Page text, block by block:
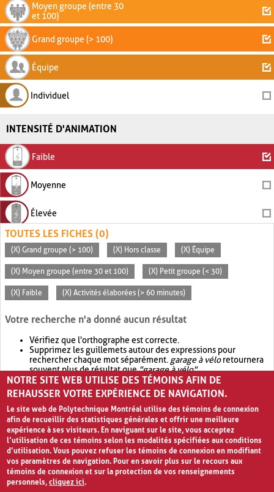
Moyen groupe (entre 30
et 100)
Grand groupe (> 100)
Équipe
Individuel
INTENSITÉ D'ANIMATION
Faible
Moyenne
Élevée
TOUTES LES FICHES (0)
(X) Grand groupe (> 100) (X) Hors classe (X) Équipe
(X) Moyen groupe (entre 30 et 100) (X) Petit groupe (< 30)
(X) Faible (X) Activités élaborées (> 60 minutes)
Votre recherche n'a donné aucun résultat
Vérifiez que l'orthographe est correcte.
Supprimez les guillemets autour des expressions pour
rechercher chaque mot séparément. garage à véloretournera
souvent plus de résultat que"garage à vélo".
Envisagez d'élargir votre recherche avec OR.garage OR vélo
retournera souvent plus de résultat quegarage à vélo
NOTRE SITE WEB UTILISE DES TÉMOINS AFIN DE
REHAUSSER VOTRE EXPÉRIENCE DE NAVIGATION.
Le site web de Polytechnique Montréal utilise des témoins de connexion
afin de recueillir des statistiques générales et offrir une meilleure
expérience à ses visiteurs. En naviguant sur le site, vous acceptez
l’utilisation de ces témoins selon les modalités spécifiées aux conditions
d’utilisation. Vous pouvez refuser les témoins de connexion en modifiant
vos paramètres de navigation. Pour en savoir plus sur le recours aux
témoins de connexion et sur la protection de vos renseignements
personnels,cliquez ici.